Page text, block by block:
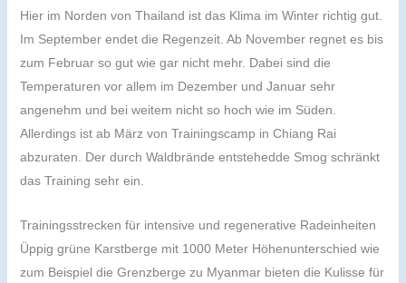
Hier im Norden von Thailand ist das Klima im Winter richtig gut.
Im September endet die Regenzeit. Ab November regnet es bis
zum Februar so gut wie gar nicht mehr. Dabei sind die
Temperaturen vor allem im Dezember und Januar sehr
angenehm und bei weitem nicht so hoch wie im Süden.
Allerdings ist ab März von Trainingscamp in Chiang Rai
abzuraten. Der durch Waldbrände entstehedde Smog schränkt
das Training sehr ein.
Trainingsstrecken für intensive und regenerative Radeinheiten
Üppig grüne Karstberge mit 1000 Meter Höhenunterschied wie
zum Beispiel die Grenzberge zu Myanmar bieten die Kulisse für